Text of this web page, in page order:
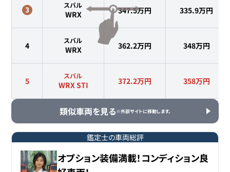
スバル
WRX 347.5万円 335.9万円
4
スバル
WRX 362.2万円 348万円
5
スバル
WRX STI 372.2万円 358万円
類似車両を見る※外部サイトに移動します。
鑑定士の車両総評
オプション装備満載！コンディション良